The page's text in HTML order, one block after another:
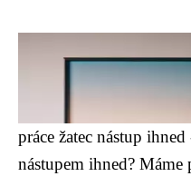
práce žatec nástup
nástupem ihned?